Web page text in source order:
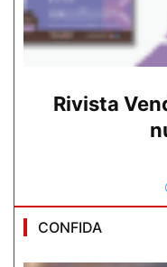
Rivista
CONFIDA